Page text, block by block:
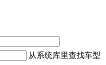
从系统库里查找车型